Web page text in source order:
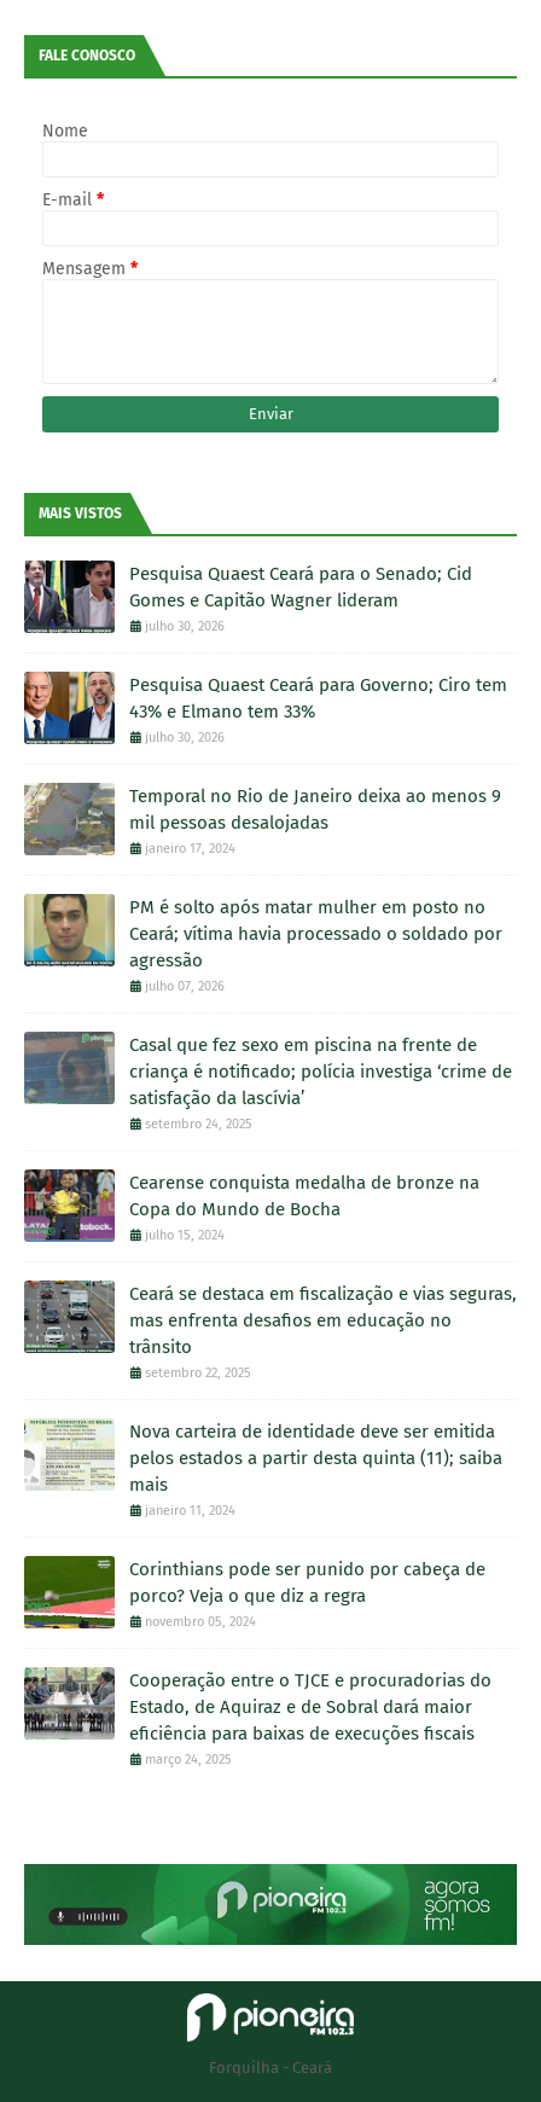
FALE CONOSCO
Nome
E-mail *
Mensagem *
MAIS VISTOS
Pesquisa Quaest Ceará para o Senado; Cid
Gomes e Capitão Wagner lideram
julho 30, 2026
Pesquisa Quaest Ceará para Governo; Ciro tem
43% e Elmano tem 33%
julho 30, 2026
Temporal no Rio de Janeiro deixa ao menos 9
mil pessoas desalojadas
janeiro 17, 2024
PM é solto após matar mulher em posto no
Ceará; vítima havia processado o soldado por
agressão
julho 07, 2026
Casal que fez sexo em piscina na frente de
criança é notificado; polícia investiga ‘crime de
satisfação da lascívia’
setembro 24, 2025
Cearense conquista medalha de bronze na
Copa do Mundo de Bocha
julho 15, 2024
Ceará se destaca em fiscalização e vias seguras,
mas enfrenta desafios em educação no
trânsito
setembro 22, 2025
Nova carteira de identidade deve ser emitida
pelos estados a partir desta quinta (11); saiba
mais
janeiro 11, 2024
Corinthians pode ser punido por cabeça de
porco? Veja o que diz a regra
novembro 05, 2024
Cooperação entre o TJCE e procuradorias do
Estado, de Aquiraz e de Sobral dará maior
eficiência para baixas de execuções fiscais
março 24, 2025
Forquilha - Ceará